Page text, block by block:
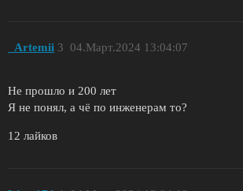
_Artemii 04.Март.2024 13:04:07
3
Не прошло и 200 лет
Я не понял, а чё по инженерам то?
12 лайков